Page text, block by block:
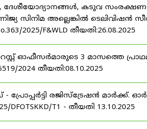
ദേശീയോദ്യാനങ്ങൾ, കടുവ സംരക്ഷണ
സിനിമ അല്ലെങ്കിൽ ടെലിവിഷൻ
2025/F&WLD തീയതി:26.08.2025
ഓഫീസർമാരുടെ 3 മാസത്തെ
2024 തീയതി:08.10.2025
- പ്രോപ്പർട്ടി രജിസ്ട്രേഷൻ മാർക്ക്.
DFOTSKKD/T1 - തീയതി 13.10.2025